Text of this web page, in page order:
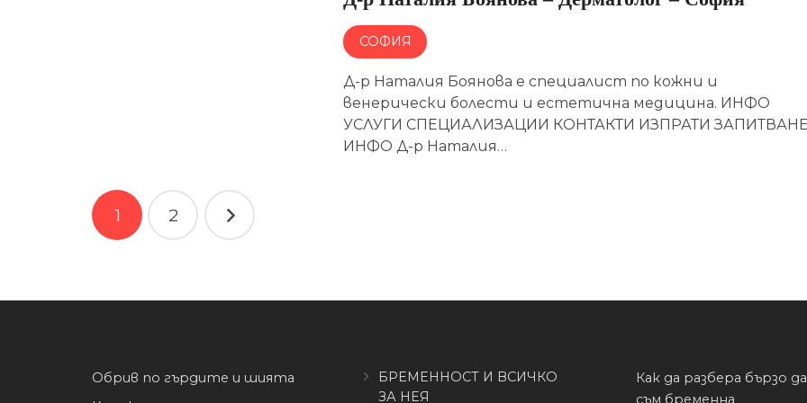
СОФИЯ
Д-р Наталия Боянова е специалист по кожни и
венерически болести и естетична медицина. ИНФО
УСЛУГИ СПЕЦИАЛИЗАЦИИ КОНТАКТИ ИЗПРАТИ ЗАПИТВАНЕ
ИНФО Д-р Наталия…
Навигация
1 2
Обрив по гърдите и шията
БРЕМЕННОСТ И ВСИЧКО
ЗА НЕЯ
Как да разбера бързо
съм бременна